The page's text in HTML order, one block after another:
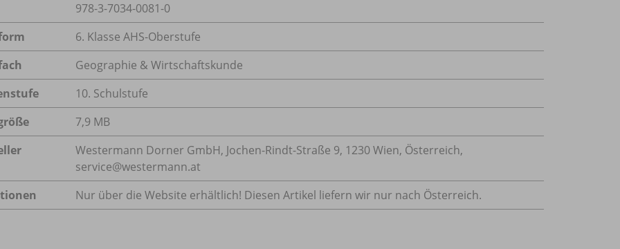
978-3-7034-0081-0
6. Klasse AHS-Oberstufe
Geographie & Wirtschaftskunde
10. Schulstufe
7,9 MB
Westermann Dorner GmbH, Jochen-Rindt-Straße 9, 1230 Wien, Österreich,
service@westermann.at
Nur über die Website erhältlich! Diesen Artikel liefern wir nur nach Österreich.